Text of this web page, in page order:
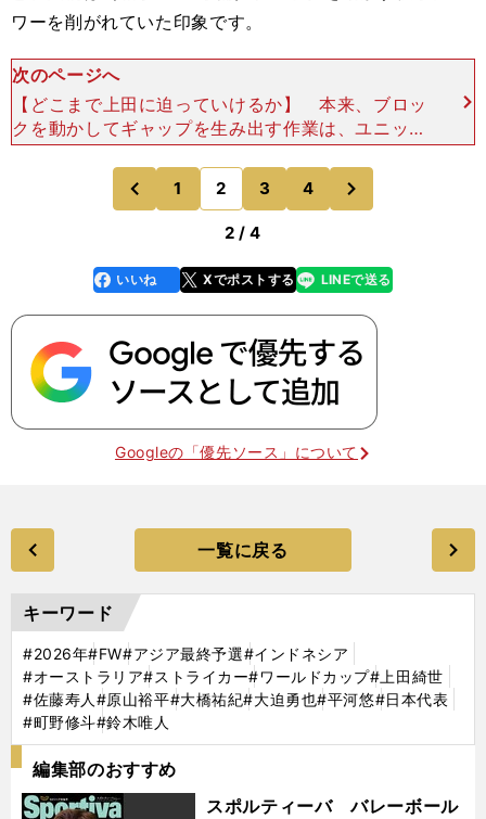
ワーを削がれていた印象です。
次のページへ
【どこまで上田に迫っていけるか】 本来、ブロッ
クを動かしてギャップを生み出す作業は、ユニット
で目線を揃えていくべきです。しかし、連係を構築
する時間がなかった以上は、個々の力でやっていく
しかない。アバ
前
のページへ
1 2 3 4
のページへ
2 / 4
faceboo
k
いいね Xでポストする
line LINEで送る
Googleの「優先ソース」について
一覧に戻る
キーワード
#2026年#FW#アジア最終予選#インドネシア
#オーストラリア#ストライカー#ワールドカップ#上田綺世
#佐藤寿人 #原山裕平#大橋祐紀#大迫勇也#平河悠#日本代表
#町野修斗#鈴木唯人
編集部のおすすめ
スポルティーバ バレーボール